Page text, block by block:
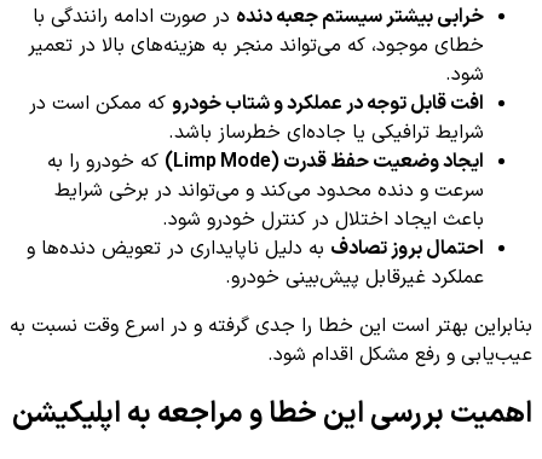
خرابی بیشتر سیستم جعبه دنده در صورت ادامه رانندگی با
خطای موجود، که می‌تواند منجر به هزینه‌های بالا در تعمیر
شود.
افت قابل توجه در عملکرد و شتاب خودرو که ممکن است در
شرایط ترافیکی یا جاده‌ای خطرساز باشد.
ایجاد وضعیت حفظ قدرت (Limp Mode)
که خودرو را به
سرعت و دنده محدود می‌کند و می‌تواند در برخی شرایط
باعث ایجاد اختلال در کنترل خودرو شود.
احتمال بروز تصادف به دلیل ناپایداری در تعویض دنده‌ها و
عملکرد غیرقابل پیش‌بینی خودرو.
بنابراین بهتر است این خطا را جدی گرفته و در اسرع وقت نسبت به
عیب‌یابی و رفع مشکل اقدام شود.
اهمیت بررسی این خطا و مراجعه به اپلیکیشن